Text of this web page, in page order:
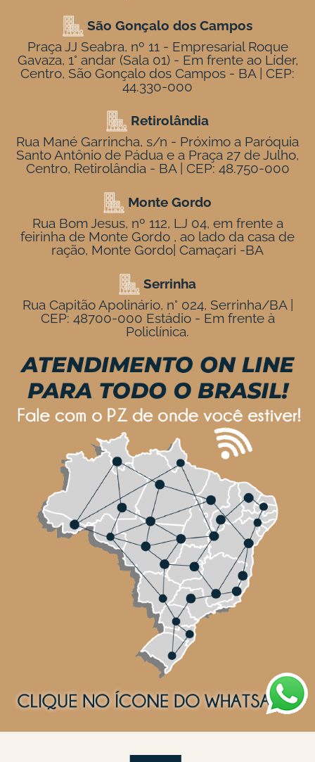
São Gonçalo dos Campos
Praça JJ Seabra, nº 11 - Empresarial Roque
Gavaza, 1° andar (Sala 01) - Em frente ao Líder,
Centro, São Gonçalo dos Campos - BA | CEP:
44.330-000
Retirolândia
Rua Mané Garrincha, s/n - Próximo a Paróquia
Santo Antônio de Pádua e a Praça 27 de Julho,
Centro, Retirolândia - BA | CEP: 48.750-000
Monte Gordo
Rua Bom Jesus, nº 112, LJ 04, em frente a
feirinha de Monte Gordo , ao lado da casa de
ração, Monte Gordo| Camaçari -BA
Serrinha
Rua Capitão Apolinário, n° 024, Serrinha/BA |
CEP: 48700-000 Estádio - Em frente à
Policlínica.